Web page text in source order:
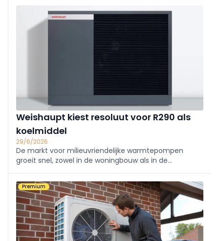
in. In residentiële nieuwbouw worden lucht-water
warmtepompen het
Weishaupt kiest resoluut voor R290 als
koelmiddel
29/6/2026
De markt voor milieuvriendelijke warmtepompen
groeit snel, zowel in de woningbouw als in de
introduceert Weishaupt twee nieuwe lucht/water-
warmtepompen op R290.
Premium